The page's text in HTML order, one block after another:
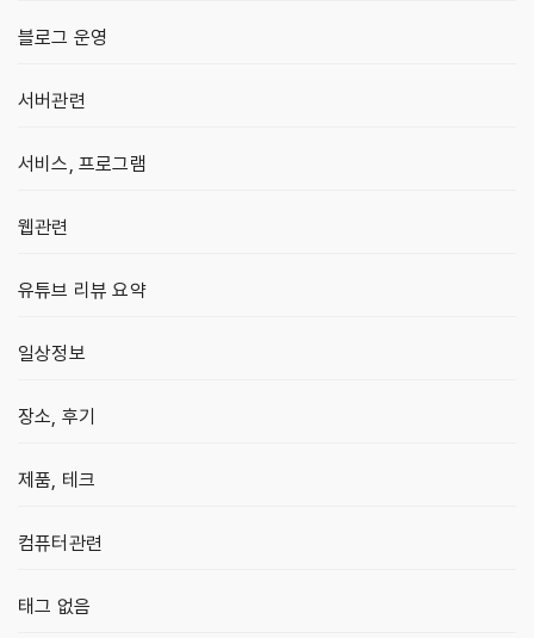
블로그 운영
서버관련
서비스, 프로그램
웹관련
유튜브 리뷰 요약
일상정보
장소, 후기
제품, 테크
컴퓨터관련
태그 없음